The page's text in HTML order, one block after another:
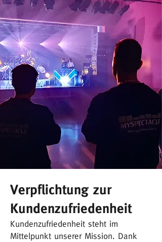
Verpflichtung zur
Kundenzufriedenheit
Kundenzufriedenheit steht im
Mittelpunkt unserer Mission. Dank